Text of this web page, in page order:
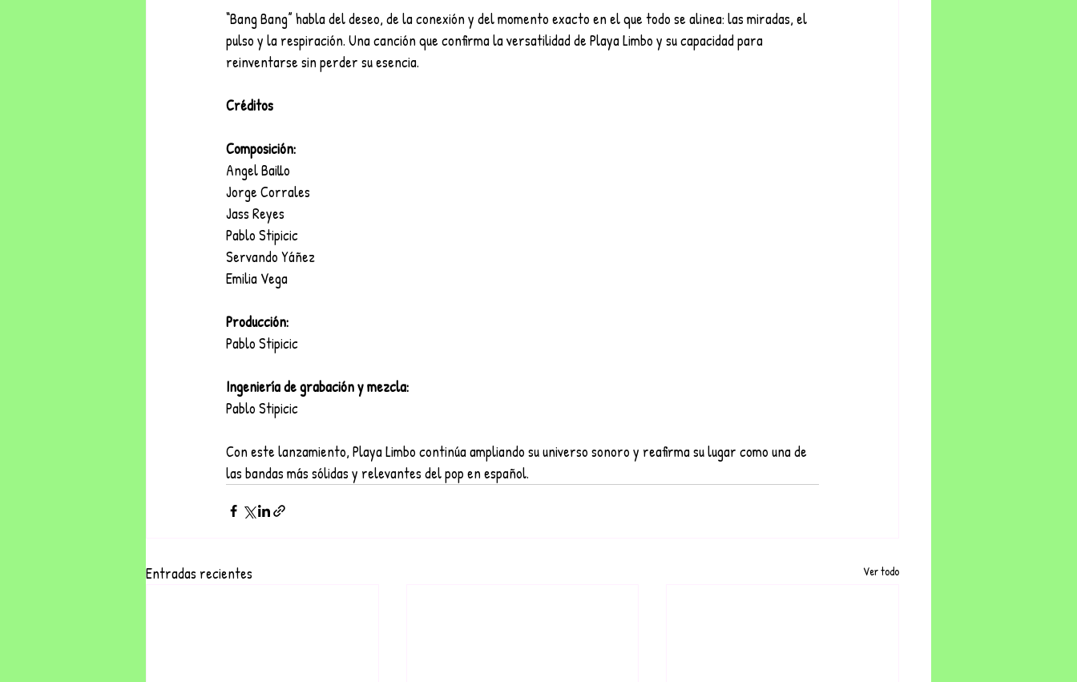
“Bang Bang” habla del deseo, de la conexión y del momento exacto en el que todo se alinea: las miradas, el
pulso y la respiración. Una canción que confirma la versatilidad de Playa Limbo y su capacidad para
reinventarse sin perder su esencia.
Créditos
Composición:
Angel Baillo
Jorge Corrales
Jass Reyes
Pablo Stipicic
Servando Yáñez
Emilia Vega
Producción:
Pablo Stipicic
Ingeniería de grabación y mezcla:
Pablo Stipicic
Con este lanzamiento, Playa Limbo continúa ampliando su universo sonoro y reafirma su lugar como una de
las bandas más sólidas y relevantes del pop en español.
Entradas recientes Ver todo